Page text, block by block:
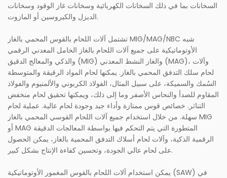
السخانات بما في ذلك السخانات الكهربائية وسخانات غاز الوقود وسخانات
الديزل والكيروسين أو المازوت.
تشتمل آلات اللحام بالقوس المحمي بالغاز MIG/MAG/NBC شبه
الأوتوماتيكية على جميع آلات اللحام بالغاز الخامل المعدني الرقمي
والذكي والمعالج الدقيق (MIG) والغاز النشط المعدني (MAG)، وآلات
لحام سلك التدفق المحمي بالغاز. يمكنها لحام المواد الرقيقة والمتوسطة
السُمك والسميكة، على سبيل المثال، الفولاذ الكربوني والألمنيوم والفولاذ
المقاوم للصدأ والنحاس الأصفر وما إلى ذلك، ويمكنها تحقيق لحام منخفض
التناثر. خصائص قوس ممتازة وأداء جيد وجودة لحام عالية. عملية لحام
سهلة. من خلال استخدام جميع آلات اللحام القوسي المحمي بالغاز MIG
أو MAG المتطورة التي يتم التحكم فيها بواسطة المعالجات الدقيقة
الرقمية الذكية، وآلات لحام أسلاك التدفق المحمية بالغاز، يمكن الحصول
على لحام عالي الجودة، وتحسين كفاءة الإنتاج بشكل كبير.
يمكن استخدام آلات اللحام بالقوس المغمور الأوتوماتيكية (SAW) في